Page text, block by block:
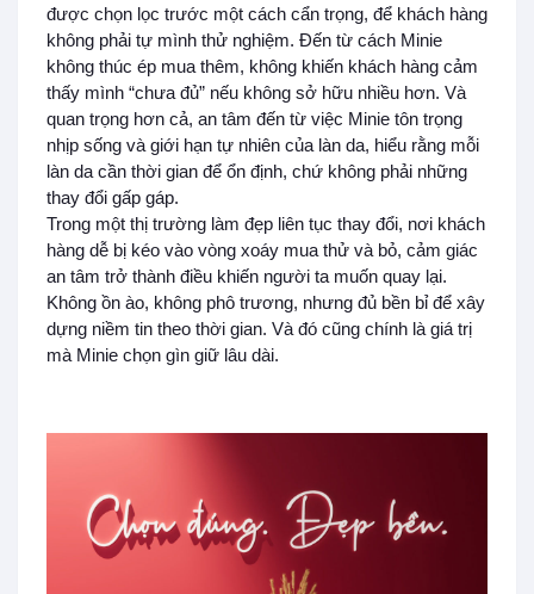
được chọn lọc trước một cách cẩn trọng, để khách hàng
không phải tự mình thử nghiệm. Đến từ cách Minie
không thúc ép mua thêm, không khiến khách hàng cảm
thấy mình “chưa đủ” nếu không sở hữu nhiều hơn. Và
quan trọng hơn cả, an tâm đến từ việc Minie tôn trọng
nhịp sống và giới hạn tự nhiên của làn da, hiểu rằng mỗi
làn da cần thời gian để ổn định, chứ không phải những
thay đổi gấp gáp.
Trong một thị trường làm đẹp liên tục thay đổi, nơi khách
hàng dễ bị kéo vào vòng xoáy mua thử và bỏ, cảm giác
an tâm trở thành điều khiến người ta muốn quay lại.
Không ồn ào, không phô trương, nhưng đủ bền bỉ để xây
dựng niềm tin theo thời gian. Và đó cũng chính là giá trị
mà Minie chọn gìn giữ lâu dài.